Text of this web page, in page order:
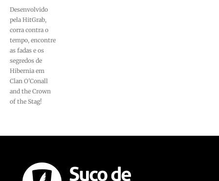
Desenvolvido
pela HitGrab,
corra contra o
tempo, encontre
as fadas e os
segredos de
Hibernia em
Clan O'Conall
and the Crown
of the Stag!